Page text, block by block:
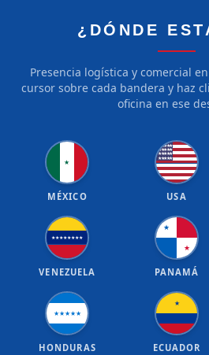
¿DÓNDE
Presencia logística y comercial
cursor sobre cada bandera y haz
oficina en ese
★
MÉXICO
★★★★★
★★★★★
★★★★★
★★★★★
USA
★★★★★★★★
VENEZUELA
★
★
PANAMÁ
★★★★★
HONDURAS
★
ECUADOR